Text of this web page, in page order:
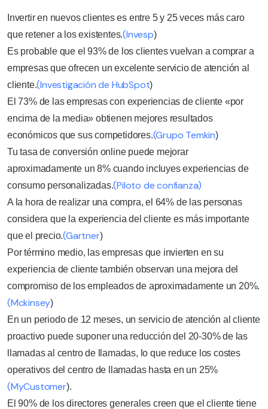
Invertir en nuevos clientes es entre 5 y 25 veces más caro
que retener a los existentes.(Invesp)
Es probable que el 93% de los clientes vuelvan a comprar a
empresas que ofrecen un excelente servicio de atención al
cliente.(Investigación de HubSpot)
El 73% de las empresas con experiencias de cliente «por
encima de la media» obtienen mejores resultados
económicos que sus competidores.(Grupo Temkin)
Tu tasa de conversión online puede mejorar
aproximadamente un 8% cuando incluyes experiencias de
consumo personalizadas.(Piloto de confianza)
A la hora de realizar una compra, el 64% de las personas
considera que la experiencia del cliente es más importante
que el precio.(Gartner)
Por término medio, las empresas que invierten en su
experiencia de cliente también observan una mejora del
compromiso de los empleados de aproximadamente un 20%.
(Mckinsey)
En un periodo de 12 meses, un servicio de atención al cliente
proactivo puede suponer una reducción del 20-30% de las
llamadas al centro de llamadas, lo que reduce los costes
operativos del centro de llamadas hasta en un 25%
(MyCustomer).
El 90% de los directores generales creen que el cliente tiene